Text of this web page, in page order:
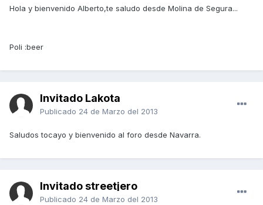
Hola y bienvenido Alberto,te saludo desde Molina de Segura...
Poli :beer
Invitado Lakota
Publicado 24 de Marzo del 2013
Saludos tocayo y bienvenido al foro desde Navarra.
Invitado streetjero
Publicado 24 de Marzo del 2013